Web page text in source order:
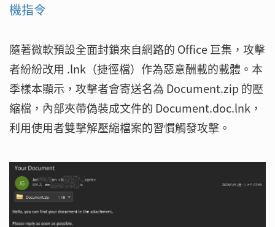
機指令
隨著微軟預設全面封鎖來自網路的 Office 巨集，攻擊
者紛紛改用 .lnk（捷徑檔）作為惡意酬載的載體。本
季樣本顯示，攻擊者會寄送名為 Document.zip 的壓
縮檔，內部夾帶偽裝成文件的 Document.doc.lnk，
利用使用者雙擊解壓縮檔案的習慣觸發攻擊。